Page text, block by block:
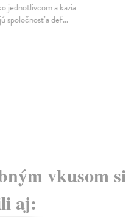
jednotlivcom a kazia
spoločnosť a def...
vkusom si
aj: